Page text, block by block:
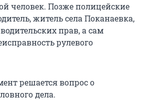
человек. Позже полицейские
житель села Поканаевка,
прав, а сам
рулевого
решается вопрос о
дела.